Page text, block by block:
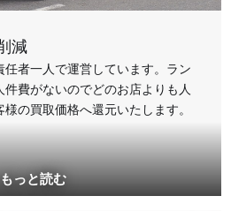
減
任者一人で運営しています。ラン
費がないのでどのお店よりも人
の買取価格へ還元いたします。